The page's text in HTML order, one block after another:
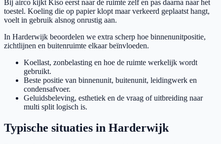
Bij airco kijkt Kiso eerst naar de ruimte zelf en pas daarna naar het
toestel. Koeling die op papier klopt maar verkeerd geplaatst hangt,
voelt in gebruik alsnog onrustig aan.
In Harderwijk beoordelen we extra scherp hoe binnenunitpositie,
zichtlijnen en buitenruimte elkaar beïnvloeden.
Koellast, zonbelasting en hoe de ruimte werkelijk wordt
gebruikt.
Beste positie van binnenunit, buitenunit, leidingwerk en
condensafvoer.
Geluidsbeleving, esthetiek en de vraag of uitbreiding naar
multi split logisch is.
Typische situaties in Harderwijk